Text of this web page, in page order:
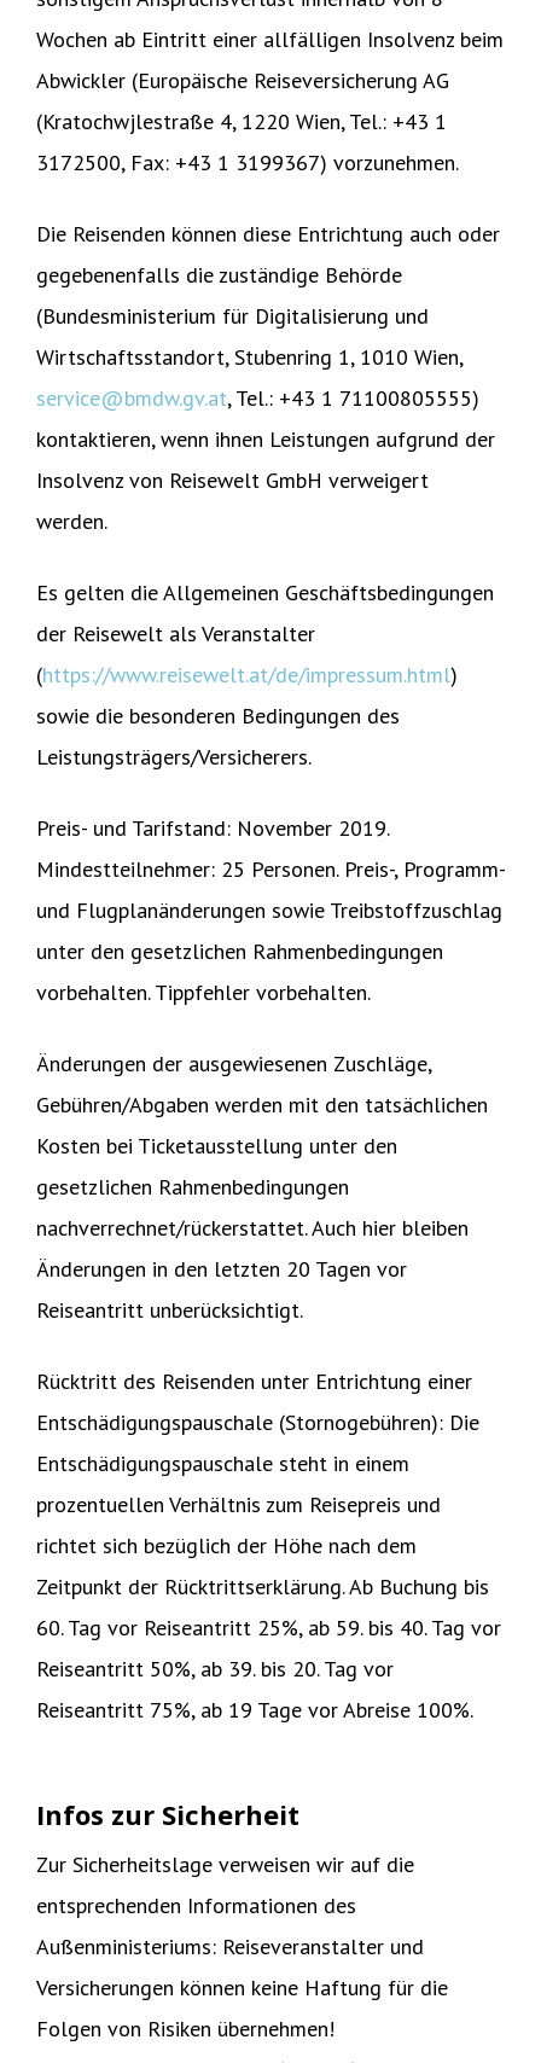
Wochen ab Eintritt einer allfälligen Insolvenz beim
Abwickler (Europäische Reiseversicherung AG
(Kratochwjlestraße 4, 1220 Wien, Tel.: +43 1
3172500, Fax: +43 1 3199367) vorzunehmen.
Die Reisenden können diese Entrichtung auch oder
gegebenenfalls die zuständige Behörde
(Bundesministerium für Digitalisierung und
Wirtschaftsstandort, Stubenring 1, 1010 Wien,
service@bmdw.gv.at, Tel.: +43 1 71100805555)
kontaktieren, wenn ihnen Leistungen aufgrund der
Insolvenz von Reisewelt GmbH verweigert
werden.
Es gelten die Allgemeinen Geschäftsbedingungen
der Reisewelt als Veranstalter
(https://www.reisewelt.at/de/impressum.html)
sowie die besonderen Bedingungen des
Leistungsträgers/Versicherers.
Preis- und Tarifstand: November 2019.
Mindestteilnehmer: 25 Personen. Preis-, Programm-
und Flugplanänderungen sowie Treibstoffzuschlag
unter den gesetzlichen Rahmenbedingungen
vorbehalten. Tippfehler vorbehalten.
Änderungen der ausgewiesenen Zuschläge,
Gebühren/Abgaben werden mit den tatsächlichen
Kosten bei Ticketausstellung unter den
gesetzlichen Rahmenbedingungen
nachverrechnet/rückerstattet. Auch hier bleiben
Änderungen in den letzten 20 Tagen vor
Reiseantritt unberücksichtigt.
Rücktritt des Reisenden unter Entrichtung einer
Entschädigungspauschale (Stornogebühren): Die
Entschädigungspauschale steht in einem
prozentuellen Verhältnis zum Reisepreis und
richtet sich bezüglich der Höhe nach dem
Zeitpunkt der Rücktrittserklärung. Ab Buchung bis
60. Tag vor Reiseantritt 25%, ab 59. bis 40. Tag vor
Reiseantritt 50%, ab 39. bis 20. Tag vor
Reiseantritt 75%, ab 19 Tage vor Abreise 100%.
Infos zur Sicherheit
Zur Sicherheitslage verweisen wir auf die
entsprechenden Informationen des
Außenministeriums: Reiseveranstalter und
Versicherungen können keine Haftung für die
Folgen von Risiken übernehmen!